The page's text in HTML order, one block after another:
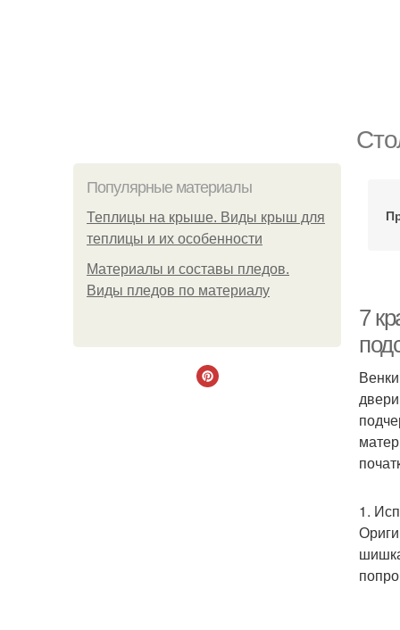
Популярные материалы
Теплицы на крыше. Виды крыш для
теплицы и их особенности
Материалы и составы пледов.
Виды пледов по материалу
7
1.